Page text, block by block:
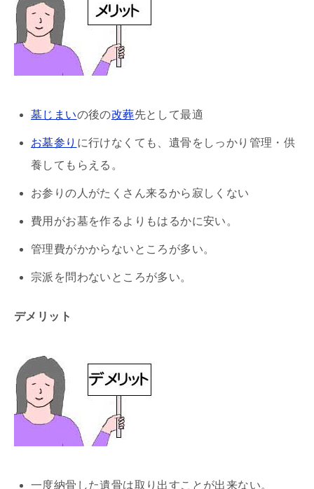
墓じまいの後の改葬先として最適
お墓参り に行けなくても、遺骨をしっかり管理・供
養してもらえる。
お参りの人がたくさん来るから寂しくない
費用がお墓を作るよりもはるかに安い。
管理費がかからないところが多い。
宗派を問わないところが多い。
デメリット
一度納骨した遺骨は取り出すことが出来ない。